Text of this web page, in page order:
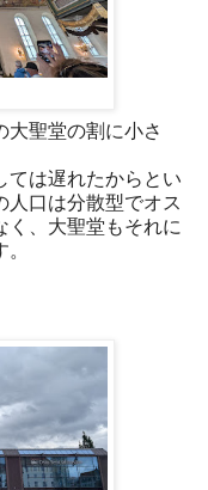
大聖堂の割に小さ
ては遅れたからとい
人口は分散型でオス
く、大聖堂もそれに